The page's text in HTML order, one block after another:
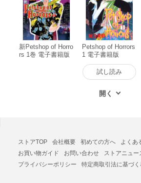
新Petshop of Horro
rs 1巻 電子書籍版
Petshop of Horrors
1 電子書籍版
試し読み
ストアTOP 会社概要 初めての方へ
よくあ
お買い物ガイド
お問い合わせ
ストアニュー
プライバシーポリシー
特定商取引法に基づ